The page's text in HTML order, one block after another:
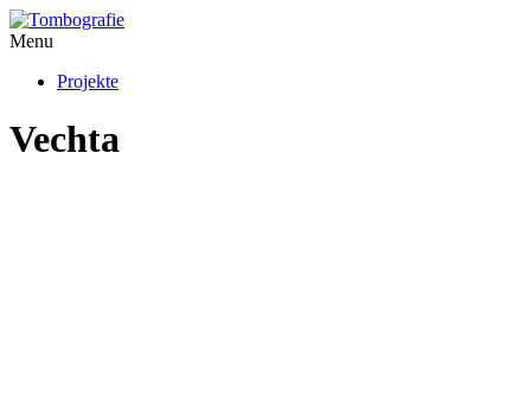
Menu
Projekte
Vechta